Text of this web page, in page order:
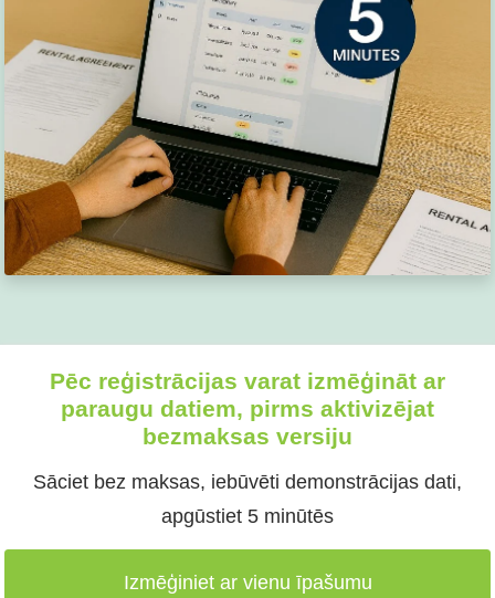
Pēc reģistrācijas varat izmēģināt ar
paraugu datiem, pirms aktivizējat
bezmaksas versiju
Sāciet bez maksas, iebūvēti demonstrācijas dati,
apgūstiet 5 minūtēs
Izmēģiniet ar vienu īpašumu